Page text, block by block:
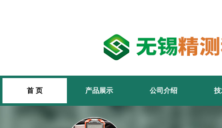
首 页 产品展示 公司介绍